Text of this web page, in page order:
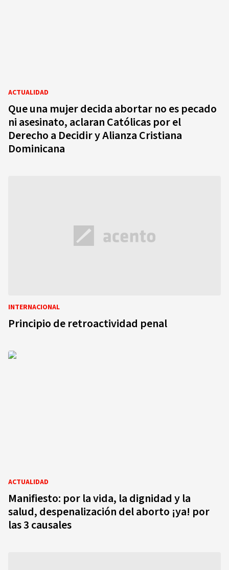
ACTUALIDAD
Que una mujer decida abortar no es pecado
ni asesinato, aclaran Católicas por el
Derecho a Decidir y Alianza Cristiana
Dominicana
INTERNACIONAL
Principio de retroactividad penal
ACTUALIDAD
Manifiesto: por la vida, la dignidad y la
salud, despenalización del aborto ¡ya! por
las 3 causales